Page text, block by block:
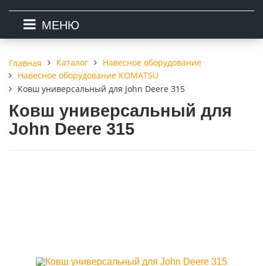
МЕНЮ
Главная Каталог
Навесное оборудование
Навесное оборудование KOMATSU
Ковш универсальный для John Deere 315
Ковш универсальный для
John Deere 315